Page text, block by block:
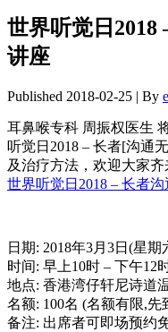
世界听觉日2018
讲座
Published 2018-02-25 | By
耳鼻喉专科 周振权医生
听觉日2018 – 长者[沟通
及治疗方法，欢迎大家齐
世界听觉日2018 – 长者
日期: 2018年3月3日(星期
时间: 早上10时 – 下午12
地点: 香港湾仔轩尼诗道
名额: 100名 (名额有限,先
备注: 出席者可即场预约